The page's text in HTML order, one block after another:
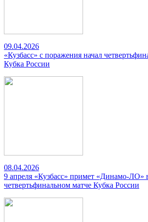
09.04.2026
«Кузбасс» с поражения начал
Кубка России
08.04.2026
9 апреля «Кузбасс» примет «Динамо-ЛО»
четвертьфинальном матче Кубка России